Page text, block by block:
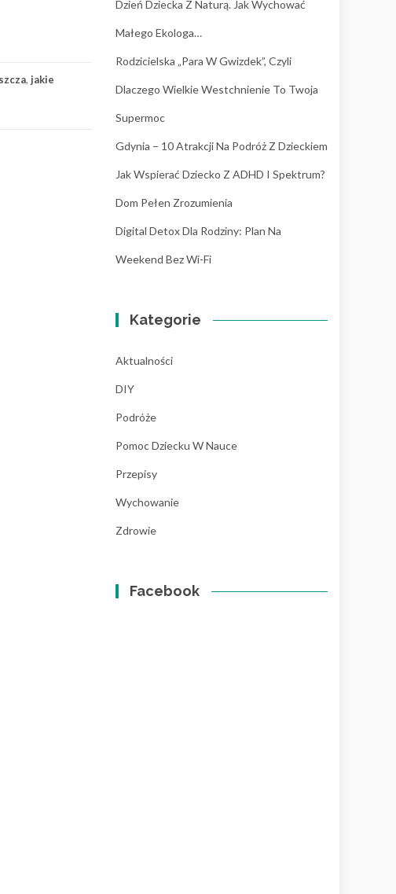
, jakie
Dzień Dziecka Z Naturą. Jak Wychować
Małego Ekologa…
Rodzicielska „para W Gwizdek”, Czyli
Dlaczego Wielkie Westchnienie To Twoja
Supermoc
Gdynia – 10 Atrakcji Na Podróż Z Dzieckiem
Jak Wspierać Dziecko Z ADHD I Spektrum?
Dom Pełen Zrozumienia
Digital Detox Dla Rodziny: Plan Na
Weekend Bez Wi-Fi
Kategorie
Aktualności
DIY
Podróże
Pomoc Dziecku W Nauce
Przepisy
Wychowanie
Zdrowie
Facebook